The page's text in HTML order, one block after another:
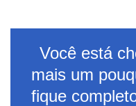
Você está
mais um
fique